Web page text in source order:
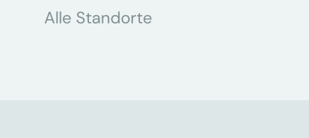
Alle Standorte